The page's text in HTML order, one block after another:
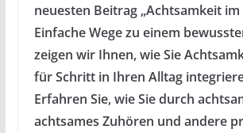
neuesten Beitrag „Achtsamkeit im
Einfache Wege zu einem
zeigen wir Ihnen, wie Sie
für Schritt in Ihren Alltag
Erfahren Sie, wie Sie durch
achtsames Zuhören und andere